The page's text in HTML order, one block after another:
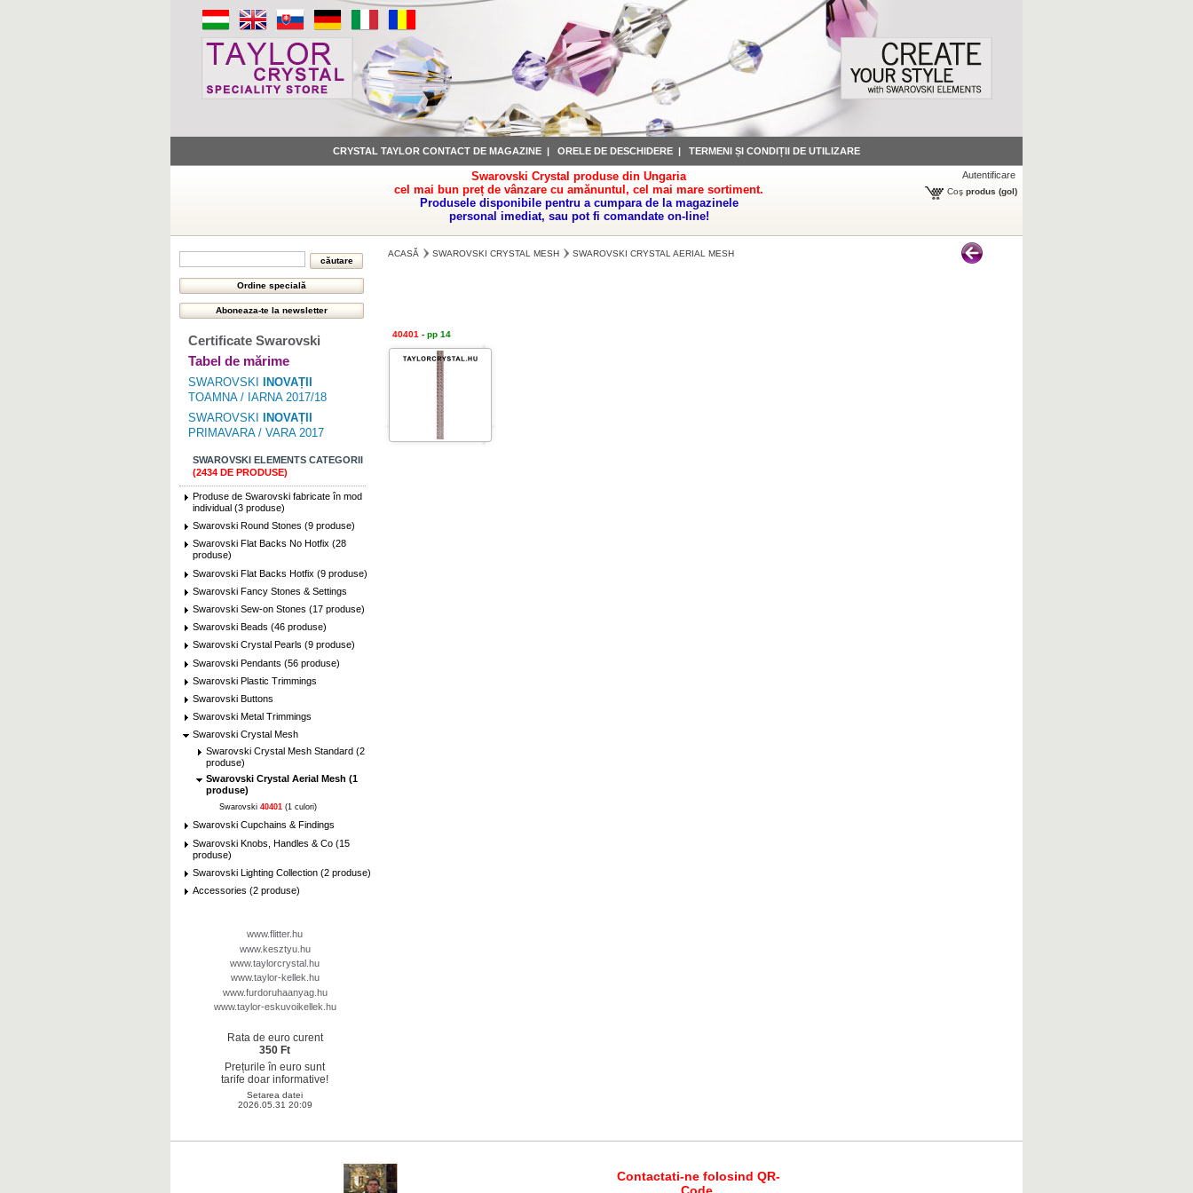
CRYSTAL TAYLOR CONTACT DE MAGAZINE | ORELE DE DESCHIDERE | TERMENI ȘI CONDIȚII DE UTILIZARE
Swarovski Crystal produse din Ungaria
cel mai bun preț de vânzare cu amănuntul, cel mai mare sortiment.
Produsele disponibile pentru a cumpara de la magazinele
personal imediat, sau pot fi comandate on-line!
Autentificare
Coş produs (gol)
Certificate Swarovski
Tabel de mărime
SWAROVSKI
INOVAȚII
TOAMNA / IARNA 2017/18
SWAROVSKI
INOVAȚII
PRIMAVARA / VARA 2017
SWAROVSKI ELEMENTS CATEGORII
(2434 DE PRODUSE)
Produse de Swarovski fabricate în mod
individual (3 produse)
Swarovski Round Stones (9 produse)
Swarovski Flat Backs No Hotfix (28
produse)
Swarovski Flat Backs Hotfix (9 produse)
Swarovski Fancy Stones & Settings
Swarovski Sew-on Stones (17 produse)
Swarovski Beads (46 produse)
Swarovski Crystal Pearls (9 produse)
Swarovski Pendants (56 produse)
Swarovski Plastic Trimmings
Swarovski Buttons
Swarovski Metal Trimmings
Swarovski Crystal Mesh
Swarovski Crystal Mesh Standard (2
produse)
Swarovski Crystal Aerial Mesh (1
produse)
Swarovski 40401 (1 culori)
Swarovski Cupchains & Findings
Swarovski Knobs, Handles & Co (15
produse)
Swarovski Lighting Collection (2 produse)
Accessories (2 produse)
www.flitter.hu
www.kesztyu.hu
www.taylorcrystal.hu
www.taylor-kellek.hu
www.furdoruhaanyag.hu
www.taylor-eskuvoikellek.hu
Rata de euro curent
350 Ft
Prețurile în euro sunt
tarife doar informative!
Setarea datei
2026.05.31 20:09
ACASĂ SWAROVSKI CRYSTAL MESH SWAROVSKI CRYSTAL AERIAL MESH
40401 - pp 14
Contactati-ne folosind QR-